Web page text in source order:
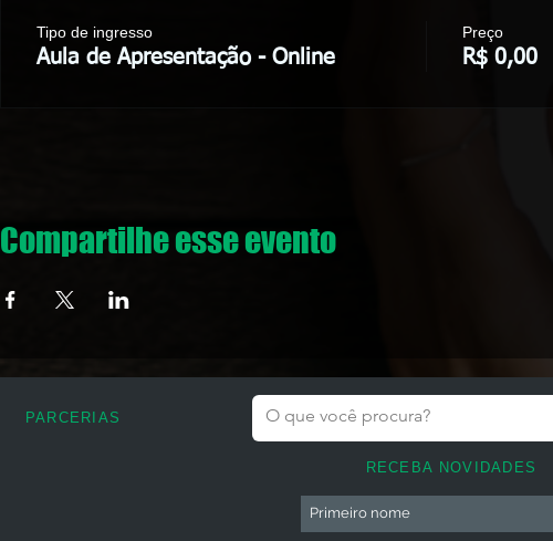
Tipo de ingresso
Aula de Apresentação - Online
Preço
R$ 0,00
Compartilhe esse evento
PARCERIAS
RECEBA NOVIDADES